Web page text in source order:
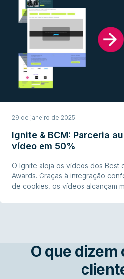
29 de janeiro de 2025
Ignite & BCM: Parceria
vídeo em 50%
O Ignite aloja os vídeos dos Best
Awards. Graças à integração
de cookies, os vídeos alcançam
O que dizem